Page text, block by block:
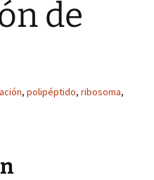
de
, polipéptido, ribosoma,